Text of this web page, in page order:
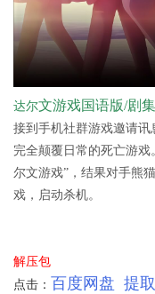
达尔文游戏国语版/剧
接到手机社群游戏邀请
完全颠覆日常的死亡游戏
尔文游戏”，结果对手熊
戏，启动杀机。
解压包
点击： 百度网盘 提